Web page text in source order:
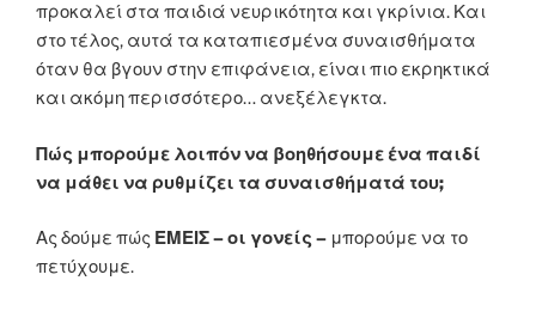
προκαλεί στα παιδιά νευρικότητα και γκρίνια. Και
στο τέλος, αυτά τα καταπιεσμένα συναισθήματα
όταν θα βγουν στην επιφάνεια, είναι πιο εκρηκτικά
και ακόμη περισσότερο… ανεξέλεγκτα.
Πώς μπορούμε λοιπόν να βοηθήσουμε ένα παιδί
να μάθει να ρυθμίζει τα συναισθήματά του;
Ας δούμε πώς ΕΜΕΙΣ – οι γονείς – μπορούμε να το
πετύχουμε.